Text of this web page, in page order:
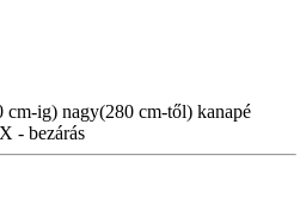
cm-ig) nagy(280 cm-től) kanapé
X - bezárás